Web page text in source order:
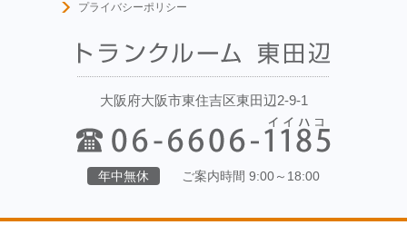
大阪府大阪市東住吉区東田辺2-9-1
年中無休 ご案内時間 9:00～18:00
プライバシーポリシー